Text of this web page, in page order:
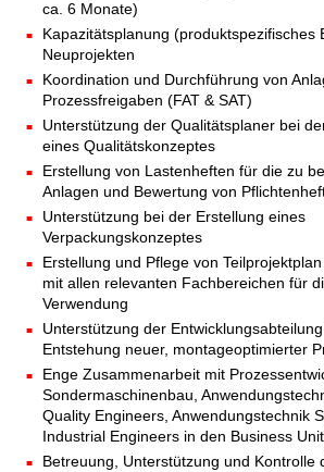
ca. 6 Monate)
Kapazitätsplanung (produktspezifisches
Neuprojekten
Koordination und Durchführung von
Prozessfreigaben (FAT & SAT)
Unterstützung der Qualitätsplaner bei
eines Qualitätskonzeptes
Erstellung von Lastenheften für die zu
Anlagen und Bewertung von
Unterstützung bei der Erstellung eines
Verpackungskonzeptes
Erstellung und Pflege von
mit allen relevanten Fachbereichen für
Verwendung
Unterstützung der
Entstehung neuer, montageoptimierter
Enge Zusammenarbeit mit
Sondermaschinenbau,
Quality Engineers, Anwendungstechnik
Industrial Engineers in den Business
Betreuung, Unterstützung und Kontrolle